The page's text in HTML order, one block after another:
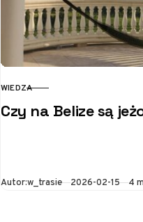
KATEGORIA
WIEDZA
Czy na Belize są
Autor:w_trasie Opublikowano
2026-02-15 4